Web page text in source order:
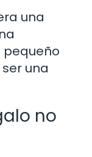
una
pequeño
una
no